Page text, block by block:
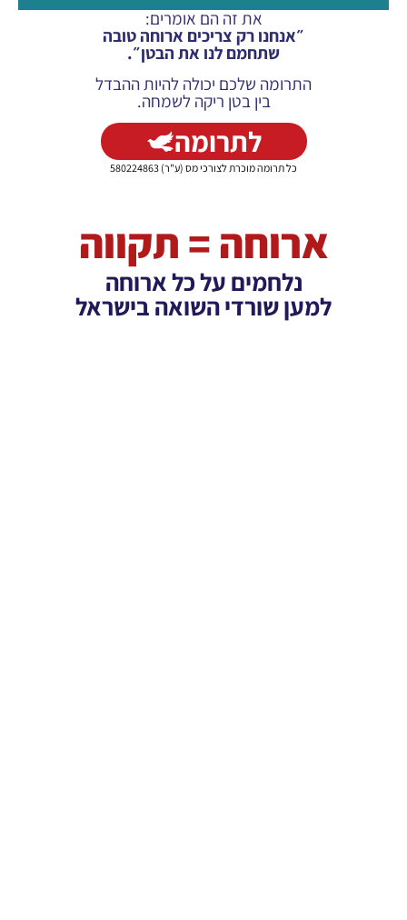
את זה הם אומרים:
״אנחנו רק צריכים ארוחה טובה
שתחמם לנו את הבטן״.
התרומה שלכם יכולה להיות ההבדל
בין בטן ריקה לשמחה.
לתרומה
כל תרומה מוכרת לצורכי מס (ע"ר) 580224863
ארוחה = תקווה
נלחמים על כל ארוחה
למען שורדי השואה בישראל